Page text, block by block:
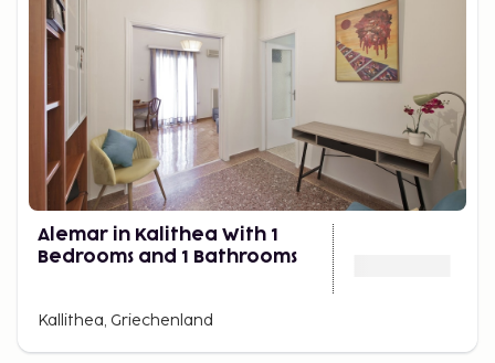
Alemar in Kalithea With 1
Bedrooms and 1 Bathrooms
Kallithea, Griechenland